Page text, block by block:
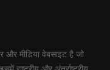
मीडिया वेबसाइट है जो